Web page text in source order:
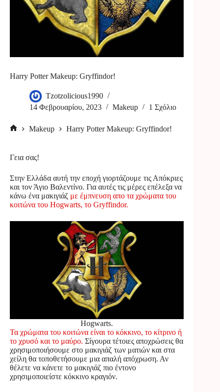
Harry Potter Makeup: Gryffindor!
Tzotzolicious1990
14 Φεβρουαρίου, 2023
Makeup 1 Σχόλιο
Makeup Harry Potter Makeup: Gryffindor!
Γεια σας!
Στην Ελλάδα αυτή την εποχή γιορτάζουμε τις Απόκριες
και τον Άγιο Βαλεντίνο. Για αυτές τις μέρες επέλεξα να
κάνω ένα μακιγιάζ με έμπνευση απο τα χρώματα του
κοιτώνα του Hogwarts, το Gryffindor.
Hogwarts.
Τα χρώματα του κοιτώνα είναι το κόκκινο, το κίτρινο ή
το χρυσό και το μαύρο. Σίγουρα τέτοιες αποχρώσεις θα
χρησιμοποιήσουμε στο μακιγιάζ των ματιών και στα
χείλη θα τοποθετήσουμε μια απαλή απόχρωση. Αν
θέλετε να κάνετε το μακιγιάζ πιο έντονο
χρησιμοποιείστε κόκκινο κραγιόν.